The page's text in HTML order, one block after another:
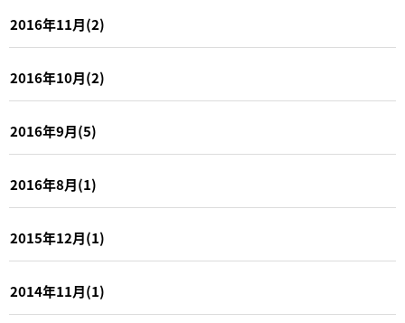
2016年11月(2)
2016年10月(2)
2016年9月(5)
2016年8月(1)
2015年12月(1)
2014年11月(1)